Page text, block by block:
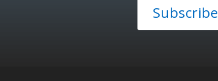
Subscribe